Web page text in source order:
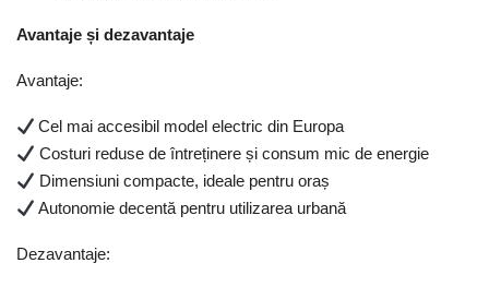
Avantaje și dezavantaje
Avantaje:
Cel mai accesibil model electric din Europa
Costuri reduse de întreținere și consum mic de energie
Dimensiuni compacte, ideale pentru oraș
Autonomie decentă pentru utilizarea urbană
Dezavantaje: